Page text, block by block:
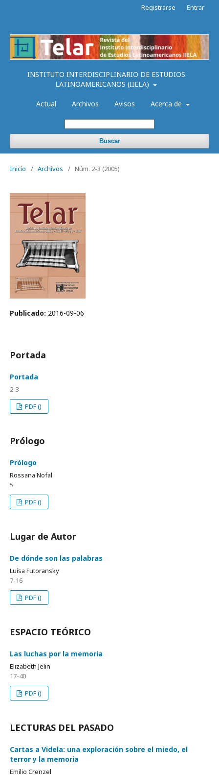
INSTITUTO INTERDISCIPLINARIO DE ESTUDIOS
LATINOAMERICANOS (IIELA)
Actual Archivos Avisos Acerca de
Buscar
Registrarse Entrar
Inicio / Archivos / Núm. 2-3 (2005)
Publicado: 2016-09-06
Portada
Portada
2-3
PDF ()
Prólogo
Prólogo
Rossana Nofal
5
PDF ()
Lugar de Autor
De dónde son las palabras
Luisa Futoransky
7-16
PDF ()
ESPACIO TEÓRICO
Las luchas por la memoria
Elizabeth Jelin
17-40
PDF ()
LECTURAS DEL PASADO
Cartas a Videla: una exploración sobre el miedo, el
terror y la memoria
Emilio Crenzel